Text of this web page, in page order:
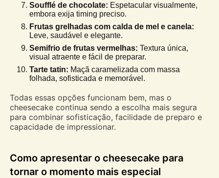
Soufflé de chocolate: Espetacular visualmente,
embora exija timing preciso.
Frutas grelhadas com calda de mel e canela:
Leve, saudável e elegante.
Semifrio de frutas vermelhas: Textura única,
visual atraente e fácil de preparar.
Tarte tatin: Maçã caramelizada com massa
folhada, sofisticada e memorável.
Todas essas opções funcionam bem, mas o
cheesecake continua sendo a escolha mais segura
para combinar sofisticação, facilidade de preparo e
capacidade de impressionar.
Como apresentar o cheesecake para
tornar o momento mais especial